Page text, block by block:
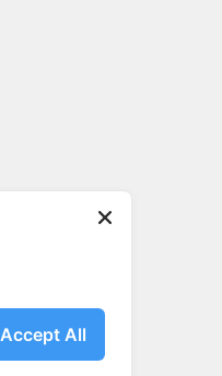
Accept All